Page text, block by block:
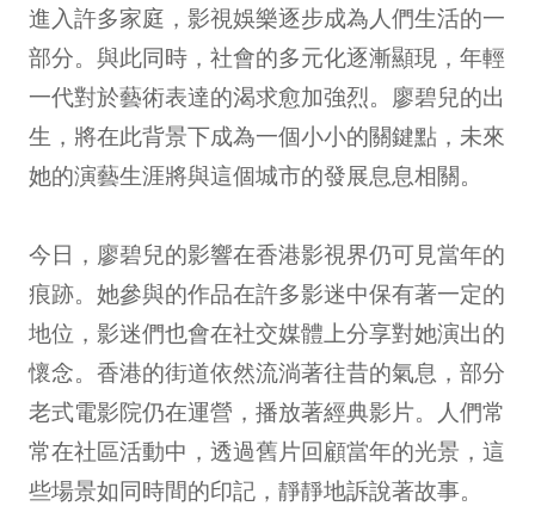
進入許多家庭，影視娛樂逐步成為人們生活的一
部分。與此同時，社會的多元化逐漸顯現，年輕
一代對於藝術表達的渴求愈加強烈。廖碧兒的出
生，將在此背景下成為一個小小的關鍵點，未來
她的演藝生涯將與這個城市的發展息息相關。
今日，廖碧兒的影響在香港影視界仍可見當年的
痕跡。她參與的作品在許多影迷中保有著一定的
地位，影迷們也會在社交媒體上分享對她演出的
懷念。香港的街道依然流淌著往昔的氣息，部分
老式電影院仍在運營，播放著經典影片。人們常
常在社區活動中，透過舊片回顧當年的光景，這
些場景如同時間的印記，靜靜地訴說著故事。